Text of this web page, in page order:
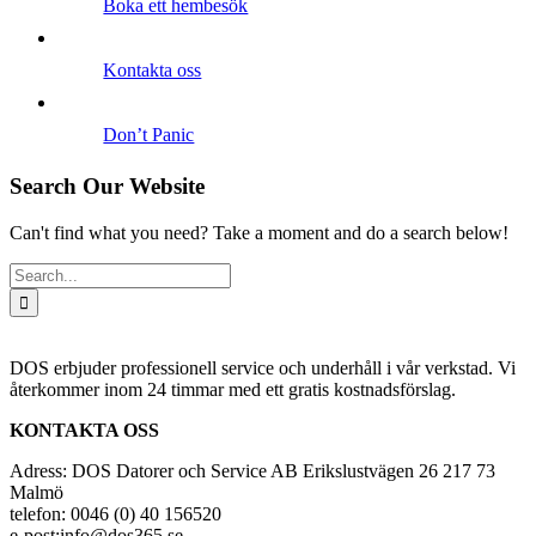
Boka ett hembesök
Kontakta oss
Don’t Panic
Search Our Website
Can't find what you need? Take a moment and do a search below!
Search
for:
DOS erbjuder professionell service och underhåll i vår verkstad. Vi
återkommer inom 24 timmar med ett gratis kostnadsförslag.
KONTAKTA OSS
Adress: DOS Datorer och Service AB Erikslustvägen 26 217 73
Malmö
telefon: 0046 (0) 40 156520